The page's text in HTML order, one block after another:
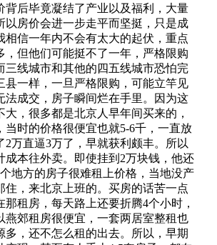
背后毕竟凝结了产业以及福利，大量
以房价会进一步走平而坚挺，只是成
相信一年内不会有太大的起伏，重点
，但他们可能挺不了一年，严格限购
三线城市和其他的四五线城市恐怕完
县一样，一旦严格限购，可能立竿见
法成交，房子瞬间烂在手里。因为这
，很多都是北京人早年间买来的，
当时的价格很便宜也就5-6千，一直放
2万直逼3万了，早就获利颇丰。所以
成本往外卖。即使挂到2万块钱，他还
地方的房子很难租上价格，当地没产
住，来北京上班的。买房的话苦一点
租房，每天路上还要折腾4个小时，
燕郊租房很便宜，一套两居室整租也
多，还不怎么租的出去。所以，早期